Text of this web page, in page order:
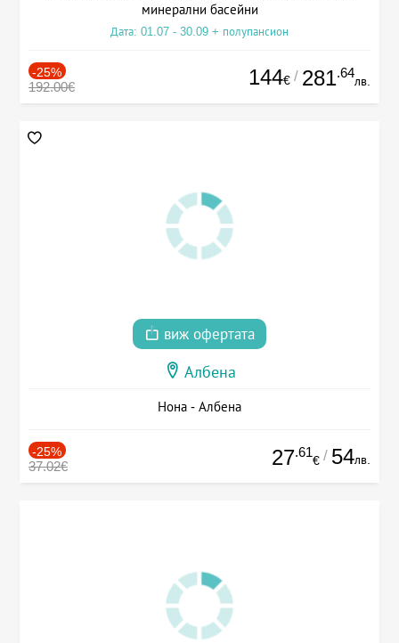
минерални басейни
Дата: 01.07 - 30.09 + полупансион
-25%
192.00€ 144€ / 281.64
лв.
виж офертата
Албена
Нона - Албена
-25%
37.02€ 27.61
€ / 54лв.